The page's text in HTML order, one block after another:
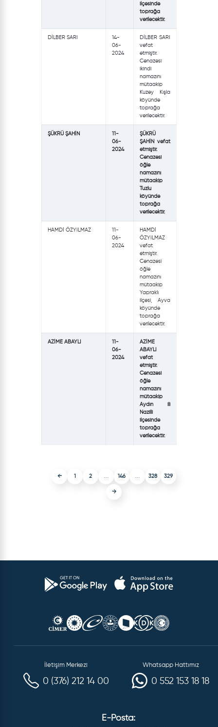
ilçesinde
toprağa
verilecektir.
DİLBER SARI
14-
06-
2024
DİLBER SARI
vefat
etmiştir.
Cenazesi
ikindi
namazını
mütaakip
Kuzey Kışla
köyünde
toprağa
verilecektir.
ŞÜKRÜ ŞAHİN
11-
06-
2024
ŞÜKRÜ
ŞAHİN vefat
etmiştir.
Cenazesi
öğle
namazını
mütaakip
Tuzlu
köyünde
toprağa
verilecektir.
HAMDİ ÖZYILMAZ
11-
06-
2024
HAMDİ
ÖZYILMAZ
vefat
etmiştir.
Cenazesi
öğle
namazını
mütaakip
Yapraklı
ilçesi, Ayva
köyünde
toprağa
verilecektir.
AZİME ABAYLI
11-
06-
2024
AZİME
ABAYLI
vefat
etmiştir.
Cenazesi
öğle
namazını
mütaakip
Aydın ili
Nazilli
ilçesinde
toprağa
verilecektir.
← 1 2 146 328 329
→
İletişim Merkezi
0 (376) 212 14 00
Whatsapp Hattımız
0 552 153 18 18
E-Posta: